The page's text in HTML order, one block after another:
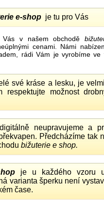
e-shopje tu pro Vás
Vás v našem obchodě
cenami. Námi
rádi Vám je vyrobíme
své kráse a lesku, je
respektujte možnost
neupravujeme a
Předcházíme tak
bižuterie e shop.
je u každého vzoru
varianta šperku není
čase.